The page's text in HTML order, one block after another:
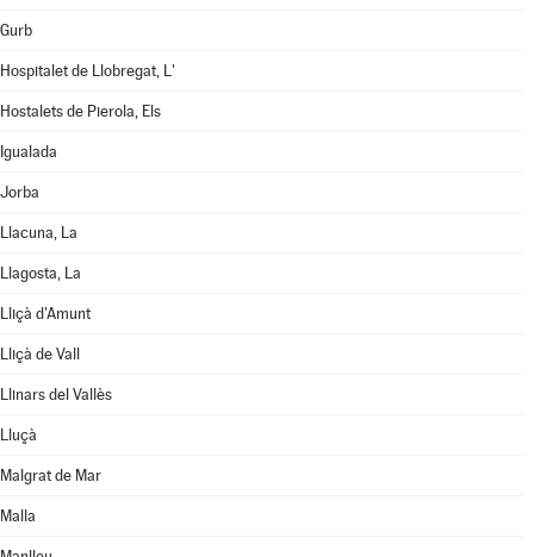
Gurb
Hospitalet de Llobregat, L'
Hostalets de Pierola, Els
Igualada
Jorba
Llacuna, La
Llagosta, La
Lliçà d'Amunt
Lliçà de Vall
Llinars del Vallès
Lluçà
Malgrat de Mar
Malla